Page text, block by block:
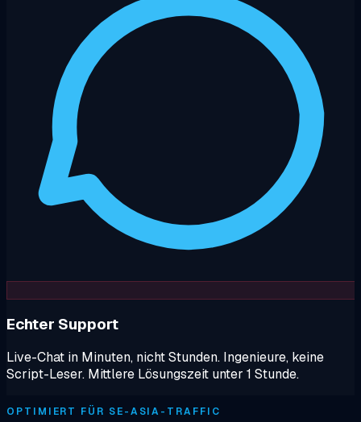
Echter Support
Live-Chat in Minuten, nicht Stunden. Ingenieure, keine
Script-Leser. Mittlere Lösungszeit unter 1 Stunde.
OPTIMIERT FÜR SE-ASIA-TRAFFIC